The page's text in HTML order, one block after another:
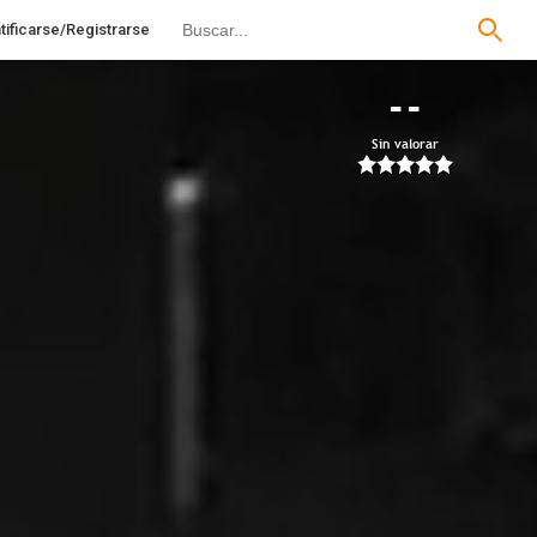
Registrarse
--
Sin valorar